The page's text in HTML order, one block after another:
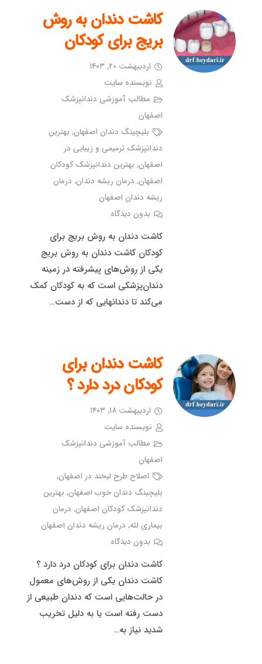
کاشت دندان به روش
بریج برای کودکان
اردیبهشت ۲۰, ۱۴۰۳
نویسنده سایت
مطالب آموزشی دندانپزشک
اصفهان
بلیچینگ دندان اصفهان, بهترین
دندانپزشک ترمیمی و زیبایی در
اصفهان, بهترین دندانپزشک کودکان
اصفهان, درمان ریشه دندان, درمان
ریشه دندان اصفهان
بدون دیدگاه
کاشت دندان به روش بریج برای
کودکان کاشت دندان به روش بریج
یکی از روش‌های پیشرفته در زمینه
دندان‌پزشکی است که به کودکان کمک
می‌کند تا دندانهایی که از دست…
کاشت دندان برای
کودکان درد دارد ؟
اردیبهشت ۱۸, ۱۴۰۳
نویسنده سایت
مطالب آموزشی دندانپزشک
اصفهان
اصلاح طرح لبخند در اصفهان,
بلیچینگ دندان خوب اصفهان, بهترین
دندانپزشک کودکان اصفهان, درمان
بیماری لثه, درمان ریشه دندان اصفهان
بدون دیدگاه
کاشت دندان برای کودکان درد دارد ؟
کاشت دندان یکی از روش‌های معمول
در حالت‌هایی است که دندان طبیعی از
دست رفته است یا به دلیل تخریب
شدید نیاز به…